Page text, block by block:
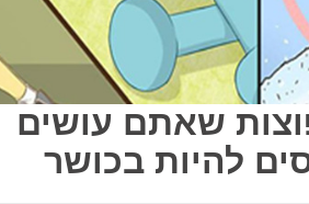
שאתם עושים
להיות בכושר